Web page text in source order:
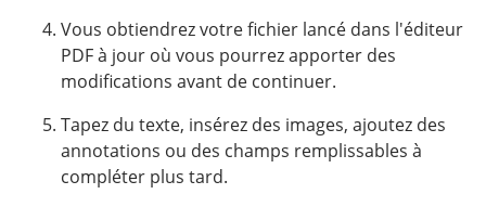
Vous obtiendrez votre fichier lancé dans l'éditeur
PDF à jour où vous pourrez apporter des
modifications avant de continuer.
Tapez du texte, insérez des images, ajoutez des
annotations ou des champs remplissables à
compléter plus tard.